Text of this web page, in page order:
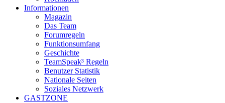
Informationen
Magazin
Das Team
Forumregeln
Funktionsumfang
Geschichte
TeamSpeak³ Regeln
Benutzer Statistik
Nationale Seiten
Soziales Netzwerk
GASTZONE